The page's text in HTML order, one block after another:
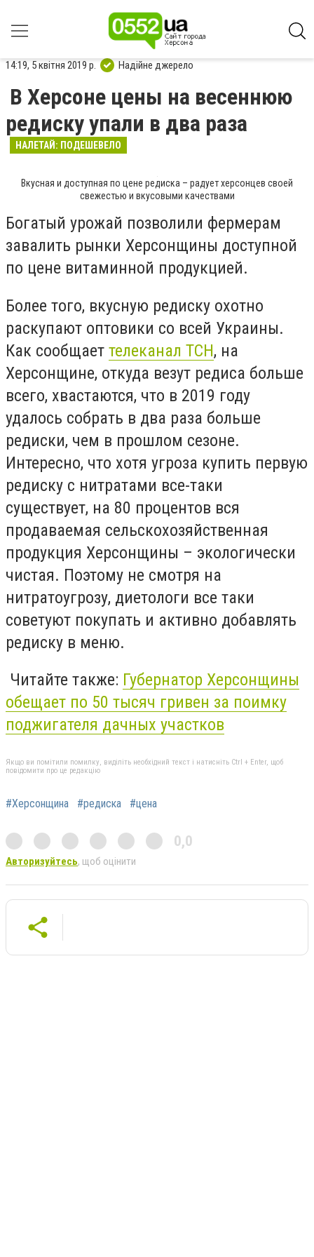
14:19, 5 квітня 2019 р. Надійне джерело
В Херсоне цены на весеннюю
редиску упали в два раза
НАЛЕТАЙ: ПОДЕШЕВЕЛО
Вкусная и доступная по цене редиска – радует херсонцев своей
свежестью и вкусовыми качествами
Богатый урожай позволили фермерам
завалить рынки Херсонщины доступной
по цене витаминной продукцией.
Более того, вкусную редиску охотно
раскупают оптовики со всей Украины.
Как сообщает телеканал ТСН, на
Херсонщине, откуда везут редиса больше
всего, хвастаются, что в 2019 году
удалось собрать в два раза больше
редиски, чем в прошлом сезоне.
Интересно, что хотя угроза купить первую
редиску с нитратами все-таки
существует, на 80 процентов вся
продаваемая сельскохозяйственная
продукция Херсонщины – экологически
чистая. Поэтому не смотря на
нитратоугрозу, диетологи все таки
советуют покупать и активно добавлять
редиску в меню.
Читайте также: Губернатор Херсонщины
обещает по 50 тысяч гривен за поимку
поджигателя дачных участков
Якщо ви помітили помилку, виділіть необхідний текст і натисніть Ctrl + Enter, щоб
повідомити про це редакцію
#Херсонщина #редиска #цена
0,0
Авторизуйтесь, щоб оцінити